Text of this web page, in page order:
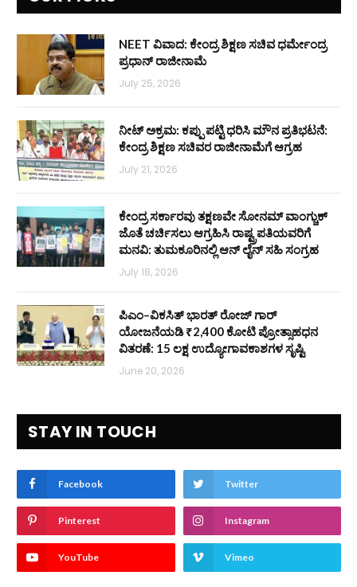
NEET ವಿವಾದ: ಕೇಂದ್ರ ಶಿಕ್ಷಣ ಸಚಿವ ಧರ್ಮೇಂದ್ರ
ಪ್ರಧಾನ್ ರಾಜೀನಾಮೆ
July 25, 2026
ನೀಟ್ ಅಕ್ರಮ: ಕಪ್ಪು ಪಟ್ಟಿ ಧರಿಸಿ ಮೌನ ಪ್ರತಿಭಟನೆ:
ಕೇಂದ್ರ ಶಿಕ್ಷಣ ಸಚಿವರ ರಾಜೀನಾಮೆಗೆ ಆಗ್ರಹ
July 21, 2026
ಕೇಂದ್ರ ಸರ್ಕಾರವು ತಕ್ಷಣವೇ ಸೋನಮ್ ವಾಂಗ್ಚುಕ್
ಜೊತೆ ಚರ್ಚಿಸಲು ಆಗ್ರಹಿಸಿ ರಾಷ್ಟ್ರಪತಿಯವರಿಗೆ
ಮನವಿ: ತುಮಕೂರಿನಲ್ಲಿ ಆನ್‌ ಲೈನ್ ಸಹಿ ಸಂಗ್ರಹ
July 18, 2026
ಪಿಎಂ–ವಿಕಸಿತ್ ಭಾರತ್ ರೋಜ್‌ ಗಾರ್
ಯೋಜನೆಯಡಿ ₹2,400 ಕೋಟಿ ಪ್ರೋತ್ಸಾಹಧನ
ವಿತರಣೆ: 15 ಲಕ್ಷ ಉದ್ಯೋಗಾವಕಾಶಗಳ ಸೃಷ್ಟಿ
June 20, 2026
STAY IN TOUCH
Facebook Twitter
Pinterest Instagram
YouTube Vimeo